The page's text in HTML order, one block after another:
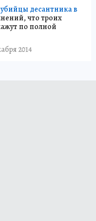
убийцы десантника в
что троих
по полной
2014